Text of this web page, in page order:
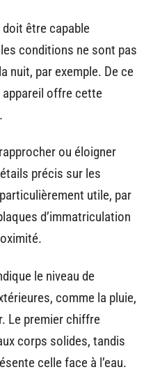
être capable
conditions ne sont pas
nuit, par exemple. De ce
offre cette
ou éloigner
précis sur les
utile, par
d’immatriculation
le niveau de
comme la pluie,
Le premier chiffre
corps solides, tandis
celle face à l’eau.